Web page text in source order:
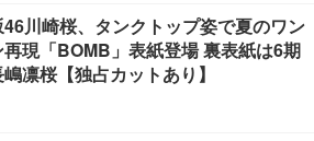
46川崎桜、タンクトップ姿で夏のワン
再現「BOMB」表紙登場 裏表紙は6期
凛桜【独占カットあり】